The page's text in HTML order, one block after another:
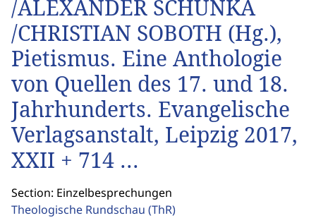
/ALEXANDER SCHUNKA
/CHRISTIAN SOBOTH (Hg.),
Pietismus. Eine Anthologie
von Quellen des 17. und 18.
Jahrhunderts. Evangelische
Verlagsanstalt, Leipzig 2017,
XXII + 714 ...
Section: Einzelbesprechungen
Theologische Rundschau (ThR)